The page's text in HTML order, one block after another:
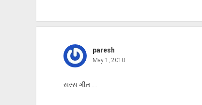
paresh
May 1, 2010
સરસ ગીત ….